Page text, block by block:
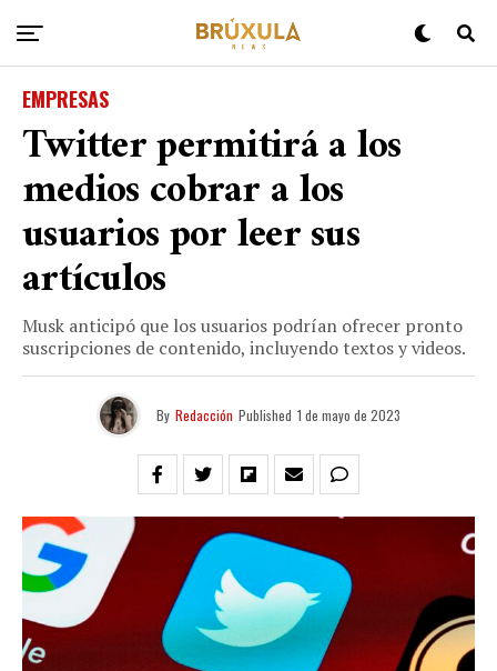
EMPRESAS
Twitter permitirá a los
medios cobrar a los
usuarios por leer sus
artículos
Musk anticipó que los usuarios podrían ofrecer pronto
suscripciones de contenido, incluyendo textos y videos.
By Redacción Published 1 de mayo de 2023